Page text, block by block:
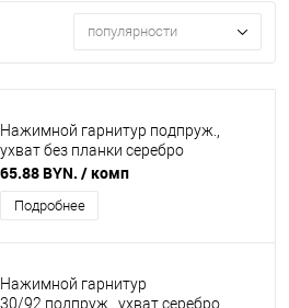
популярности
Нажимной гарнитур подпруж.,
ухват без планки серебро
65.88 BYN. / комп
Подробнее
Нажимной гарнитур
30/92,подпруж., ухват серебро